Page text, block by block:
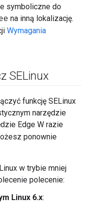
symboliczne do
na inną lokalizację.
Wymagania
SELinux
funkcję SELinux
narzędzie
Edge W razie
ponownie
w trybie mniej
polecenie:
Linux 6.x: